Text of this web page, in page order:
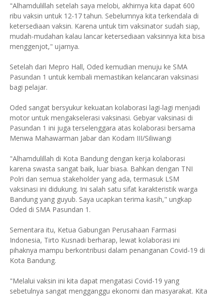
"Alhamdulillah setelah saya melobi, akhirnya kita dapat 600
ribu vaksin untuk 12-17 tahun. Sebelumnya kita terkendala di
ketersediaan vaksin. Karena untuk tim vaksinator sudah siap,
mudah-mudahan kalau lancar ketersediaan vaksinnya kita bisa
menggenjot," ujarnya.
Setelah dari Mepro Hall, Oded kemudian menuju ke SMA
Pasundan 1 untuk kembali memastikan kelancaran vaksinasi
bagi pelajar.
Oded sangat bersyukur kekuatan kolaborasi lagi-lagi menjadi
motor untuk mengakselerasi vaksinasi. Gebyar vaksinasi di
Pasundan 1 ini juga terselenggara atas kolaborasi bersama
Menwa Mahawarman Jabar dan Kodam III/Siliwangi
"Alhamdulillah di Kota Bandung dengan kerja kolaborasi
karena swasta sangat baik, luar biasa. Bahkan dengan TNI
Polri dan semua stakeholder yang ada, termasuk LSM
vaksinasi ini didukung. Ini salah satu sifat karakteristik warga
Bandung yang guyub. Saya ucapkan terima kasih," ungkap
Oded di SMA Pasundan 1.
Sementara itu, Ketua Gabungan Perusahaan Farmasi
Indonesia, Tirto Kusnadi berharap, lewat kolaborasi ini
pihaknya mampu berkontribusi dalam penanganan Covid-19 di
Kota Bandung.
"Melalui vaksin ini kita dapat mengatasi Covid-19 yang
sebetulnya sangat mengganggu ekonomi dan masyarakat. Kita